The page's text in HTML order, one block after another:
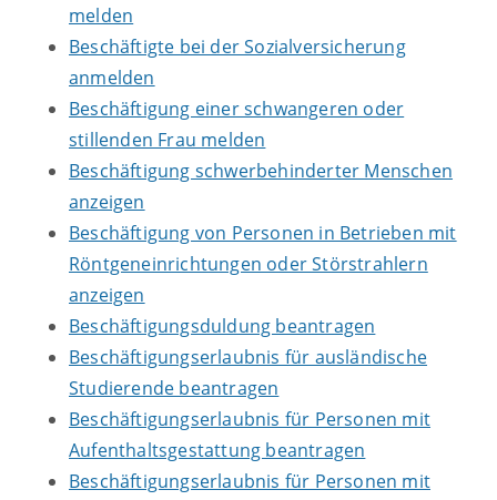
melden
Beschäftigte bei der Sozialversicherung
anmelden
Beschäftigung einer schwangeren oder
stillenden Frau melden
Beschäftigung schwerbehinderter Menschen
anzeigen
Beschäftigung von Personen in Betrieben mit
Röntgeneinrichtungen oder Störstrahlern
anzeigen
Beschäftigungsduldung beantragen
Beschäftigungserlaubnis für ausländische
Studierende beantragen
Beschäftigungserlaubnis für Personen mit
Aufenthaltsgestattung beantragen
Beschäftigungserlaubnis für Personen mit